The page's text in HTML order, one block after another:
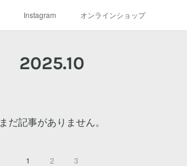
Instagram オンラインショップ
2025.10
まだ記事がありません。
1 2 3